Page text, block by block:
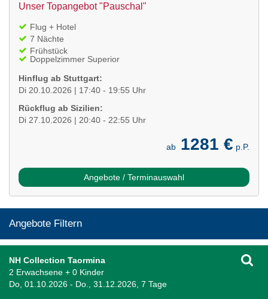
Unser Topangebot "Pauschal"
Flug + Hotel
7 Nächte
Frühstück
Doppelzimmer Superior
Hinflug ab Stuttgart:
Di 20.10.2026 | 17:40 - 19:55 Uhr
Rückflug ab Sizilien:
Di 27.10.2026 | 20:40 - 22:55 Uhr
ab 1281 € p.P.
Angebote / Terminauswahl
Angebote Filtern
NH Collection Taormina
2 Erwachsene + 0 Kinder
Do, 01.10.2026 - Do., 31.12.2026, 7 Tage